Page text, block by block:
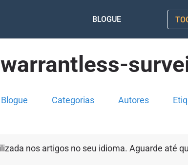
BLOGUE
warrantless-
Blogue Categorias Autores